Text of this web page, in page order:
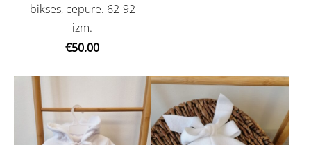
bikses, cepure. 62-92
izm.
€50.00